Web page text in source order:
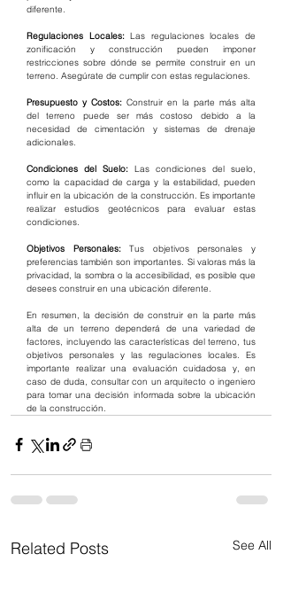
diferente.
Regulaciones Locales: Las regulaciones locales de
zonificación y construcción pueden imponer
restricciones sobre dónde se permite construir en un
terreno. Asegúrate de cumplir con estas regulaciones.
Presupuesto y Costos: Construir en la parte más alta
del terreno puede ser más costoso debido a la
necesidad de cimentación y sistemas de drenaje
adicionales.
Condiciones del Suelo: Las condiciones del suelo,
como la capacidad de carga y la estabilidad, pueden
influir en la ubicación de la construcción. Es importante
realizar estudios geotécnicos para evaluar estas
condiciones.
Objetivos Personales: Tus objetivos personales y
preferencias también son importantes. Si valoras más la
privacidad, la sombra o la accesibilidad, es posible que
desees construir en una ubicación diferente.
En resumen, la decisión de construir en la parte más
alta de un terreno dependerá de una variedad de
factores, incluyendo las características del terreno, tus
objetivos personales y las regulaciones locales. Es
importante realizar una evaluación cuidadosa y, en
caso de duda, consultar con un arquitecto o ingeniero
para tomar una decisión informada sobre la ubicación
de la construcción.
Related Posts See All